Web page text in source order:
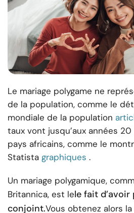
Le mariage polygame ne
de la population, comme le
mondiale de la population
taux vont jusqu’aux années
pays africains, comme le
Statista graphiques .
Un mariage polygamique,
Britannica, est lele fait d’avoir
conjoint.Vous obtenez alors